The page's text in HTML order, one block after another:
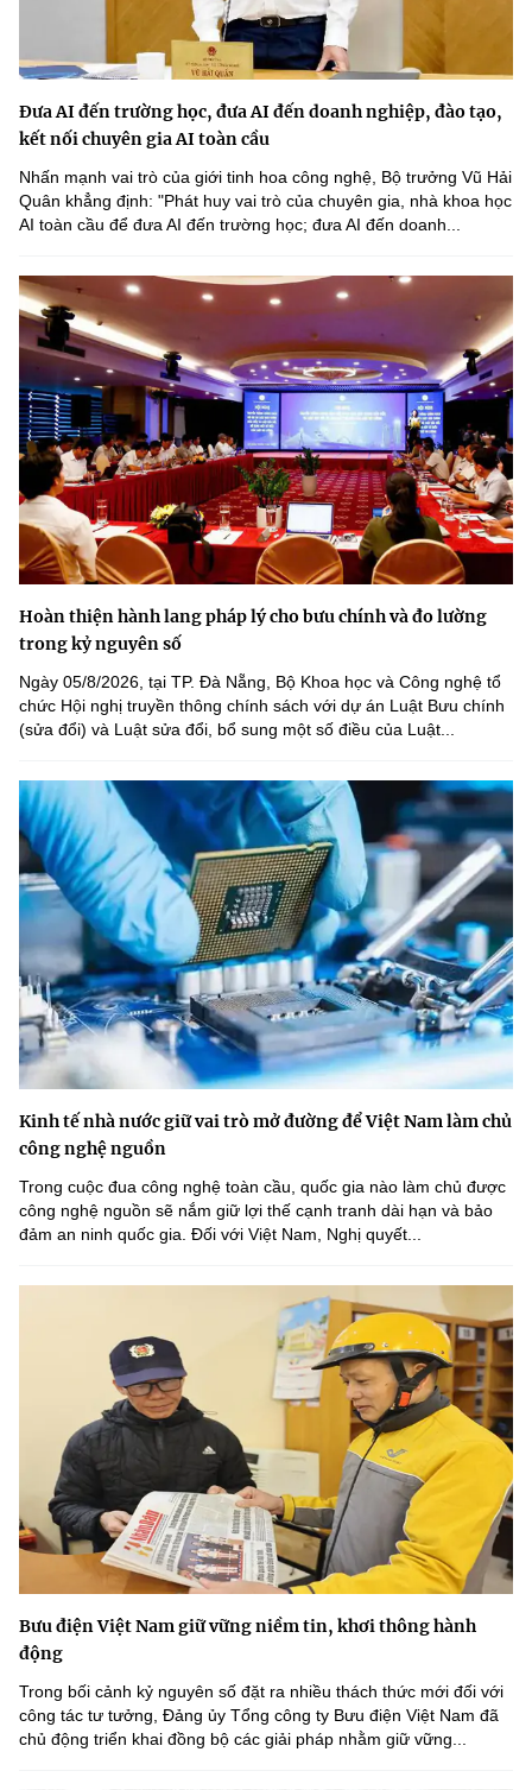
Đưa AI đến trường học, đưa AI đến doanh nghiệp, đào tạo,
kết nối chuyên gia AI toàn cầu
Nhấn mạnh vai trò của giới tinh hoa công nghệ, Bộ trưởng Vũ Hải
Quân khẳng định: "Phát huy vai trò của chuyên gia, nhà khoa học
AI toàn cầu để đưa AI đến trường học; đưa AI đến doanh...
Hoàn thiện hành lang pháp lý cho bưu chính và đo lường
trong kỷ nguyên số
Ngày 05/8/2026, tại TP. Đà Nẵng, Bộ Khoa học và Công nghệ tổ
chức Hội nghị truyền thông chính sách với dự án Luật Bưu chính
(sửa đổi) và Luật sửa đổi, bổ sung một số điều của Luật...
Kinh tế nhà nước giữ vai trò mở đường để Việt Nam làm chủ
công nghệ nguồn
Trong cuộc đua công nghệ toàn cầu, quốc gia nào làm chủ được
công nghệ nguồn sẽ nắm giữ lợi thế cạnh tranh dài hạn và bảo
đảm an ninh quốc gia. Đối với Việt Nam, Nghị quyết...
Bưu điện Việt Nam giữ vững niềm tin, khơi thông hành
động
Trong bối cảnh kỷ nguyên số đặt ra nhiều thách thức mới đối với
công tác tư tưởng, Đảng ủy Tổng công ty Bưu điện Việt Nam đã
chủ động triển khai đồng bộ các giải pháp nhằm giữ vững...